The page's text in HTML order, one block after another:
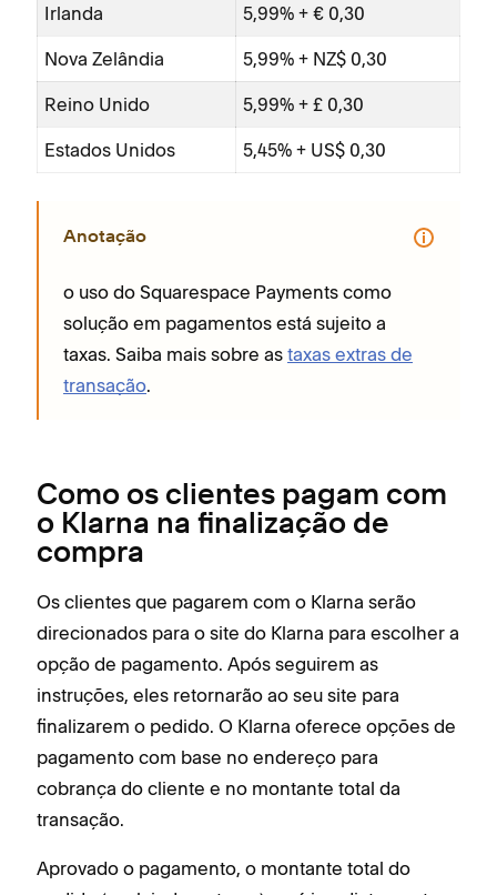
Irlanda 5,99% + € 0,30
Nova Zelândia 5,99% + NZ$ 0,30
Reino Unido 5,99% + £ 0,30
Estados Unidos 5,45% + US$ 0,30
Anotação
o uso do Squarespace Payments como
solução em pagamentos está sujeito a
taxas. Saiba mais sobre as taxas extras de
transação.
Como os clientes pagam com
o Klarna na finalização de
compra
Os clientes que pagarem com o Klarna serão
direcionados para o site do Klarna para escolher a
opção de pagamento. Após seguirem as
instruções, eles retornarão ao seu site para
finalizarem o pedido. O Klarna oferece opções de
pagamento com base no endereço para
cobrança do cliente e no montante total da
transação.
Aprovado o pagamento, o montante total do